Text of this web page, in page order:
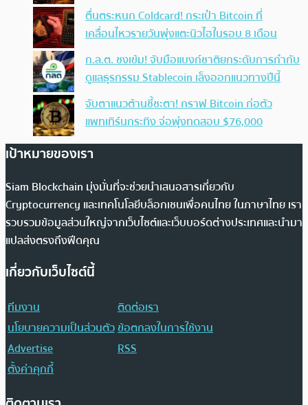
ตื่นตระหนก Coldcard! กระเป๋า Bitcoin ที่
เคลื่อนไหวรายวันพุ่งแตะนิวไฮในรอบ 8 เดือน
ก.ล.ต. ชงเข้ม! จับมือแบงก์ชาติยกระดับการกำกับ
ดูแลธุรกรรม Stablecoin เล็งออกแนวทางปีนี้
จับตาแนวต้านชี้ชะตา! กราฟ Bitcoin ก่อตัว
แพทเทิร์นกระทิง จ่อพุ่งทดสอบ $76,000
เป้าหมายของเรา
Siam Blockchain มุ่งมั่นที่จะช่วยนำเสนอสารเกี่ยวกับ
Cryptocurrency และเทคโนโลยีบล็อกเชนเพื่อคนไทย ในภาษาไทย เรา
รวบรวมข้อมูลส่วนใหญ่จากเว็บไซต์และเว็บบอร์ดต่างประเทศและนำมา
แปลส่งตรงถึงฟีดคุณ
เกี่ยวกับเว็บไซต์นี้
ทีมงาน
ติดต่อเรา
นโยบายความเป็นส่วนตัวข้อตกลงในการใช้งาน
Advertise
RSS
ตั้งค่าคุกกี้